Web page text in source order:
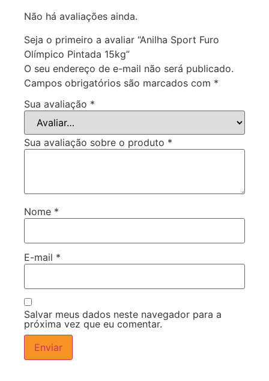
Não há avaliações ainda.
Seja o primeiro a avaliar “Anilha Sport Furo
Olímpico Pintada 15kg”
O seu endereço de e-mail não será publicado.
Campos obrigatórios são marcados com *
Sua avaliação *
Sua avaliação sobre o produto *
Nome *
E-mail *
Salvar meus dados neste navegador para a
próxima vez que eu comentar.